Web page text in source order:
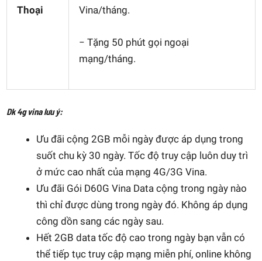
Thoại
Vina/tháng.
− Tặng 50 phút gọi ngoại
mạng/tháng.
Dk 4g vina lưu ý:
Ưu đãi cộng 2GB mỗi ngày được áp dụng trong
suốt chu kỳ 30 ngày. Tốc độ truy cập luôn duy trì
ở mức cao nhất của mạng 4G/3G Vina.
Ưu đãi Gói D60G Vina Data cộng trong ngày nào
thì chỉ được dùng trong ngày đó. Không áp dụng
công dồn sang các ngày sau.
Hết 2GB data tốc độ cao trong ngày bạn vẫn có
thể tiếp tục truy cập mạng miễn phí, online không